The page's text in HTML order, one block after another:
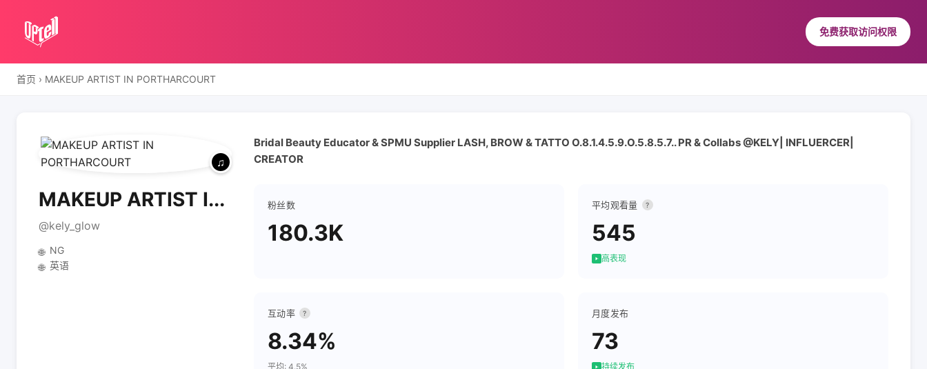
免费获取访问权限
首页 › MAKEUP ARTIST IN PORTHARCOURT
MAKEUP ARTIST I...
@kely_glow
🌐 NG
🌐 英语
Bridal Beauty Educator & SPMU Supplier LASH, BROW & TATTO O.8.1.4.5.9.O.5.8.5.7.. PR & Collabs @KELY| INFLUERCER|
CREATOR
粉丝数
180.3K
平均观看量 ?
545
高表现
互动率 ?
8.34%
平均: 4.5%
月度发布
73
持续发布